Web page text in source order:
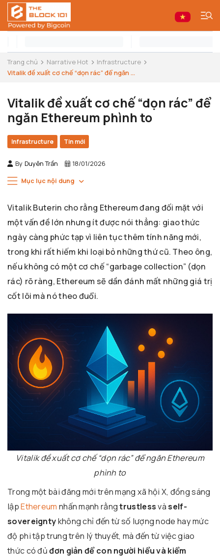
Trang chủ Narrative Hot
Infrastructure
Vitalik đề xuất cơ chế “dọn rác” để ngăn ...
Vitalik đề xuất cơ chế “dọn rác” để
ngăn Ethereum phình to
Infrastructure Tin mới
By Duyên Trần 18/01/2026
Mục lục nội dung
Vitalik Buterin cho rằng Ethereum đang đối mặt với
một vấn đề lớn nhưng ít được nói thẳng: giao thức
ngày càng phức tạp vì liên tục thêm tính năng mới,
trong khi rất hiếm khi loại bỏ những thứ cũ. Theo ông,
nếu không có một cơ chế “garbage collection” (dọn
rác) rõ ràng, Ethereum sẽ dần đánh mất những giá trị
cốt lõi mà nó theo đuổi.
Vitalik đề xuất cơ chế “dọn rác” để ngăn Ethereum
phình to
Trong một bài đăng mới trên mạng xã hội X, đồng sáng
lậpEthereum nhấn mạnh rằngtrustlessvàself-
sovereigntykhông chỉ đến từ số lượng node hay mức
độ phi tập trung trên lý thuyết, mà đến từ việc giao
thức có đủđơn giản để con người hiểu và kiểm